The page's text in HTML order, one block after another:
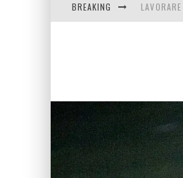
BREAKING